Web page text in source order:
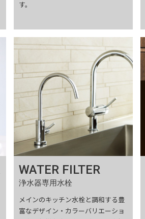
す。
WATER FILTER
浄水器専用水栓
メインのキッチン水栓と調和する豊
富なデザイン・カラーバリエーショ